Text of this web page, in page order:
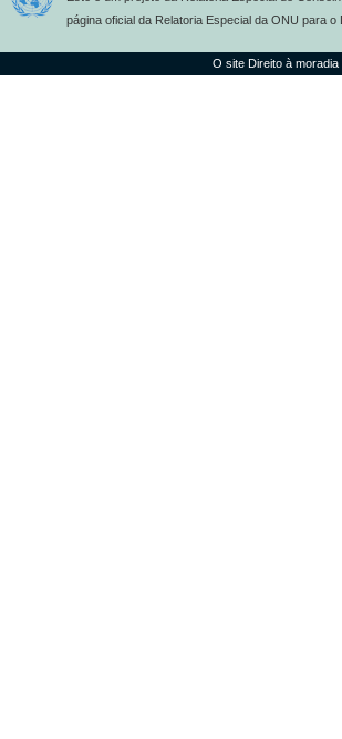
página oficial da Relatoria Especial da ONU para o
O site Direito à